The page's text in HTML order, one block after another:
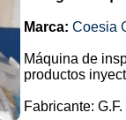
Marca: Coesia
Máquina de
productos
Fabricante: